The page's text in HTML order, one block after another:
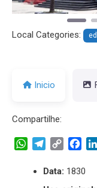
Local Categories:
Inicio
Compartilhe:
WhatsApp
Telegram
Copy
Data: 1830